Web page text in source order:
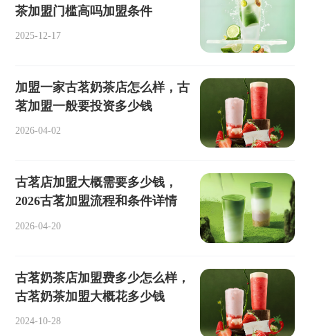
茶加盟门槛高吗加盟条件
2025-12-17
加盟一家古茗奶茶店怎么样，古
茗加盟一般要投资多少钱
2026-04-02
古茗店加盟大概需要多少钱，
2026古茗加盟流程和条件详情
2026-04-20
古茗奶茶店加盟费多少怎么样，
古茗奶茶加盟大概花多少钱
2024-10-28